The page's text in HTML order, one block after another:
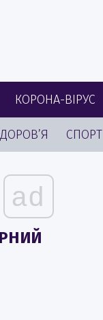
КОРОНА-ВІРУС
СПОРТ
ad